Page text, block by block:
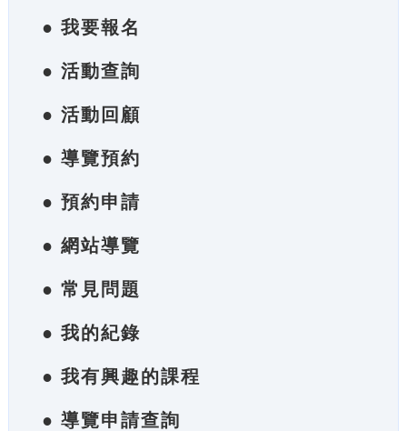
● 我要報名
● 活動查詢
● 活動回顧
● 導覽預約
● 預約申請
● 網站導覽
● 常見問題
● 我的紀錄
● 我有興趣的課程
● 導覽申請查詢